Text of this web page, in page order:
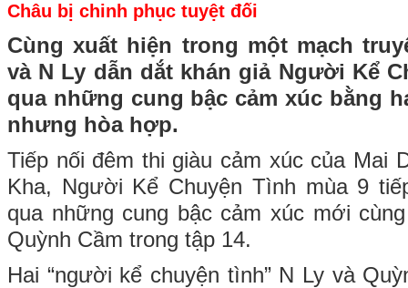
Châu bị chinh phục tuyệt đối
Cùng xuất hiện trong một mạch
và N Ly dẫn dắt khán giả Người Kể
qua những cung bậc cảm xúc bằng
nhưng hòa hợp.
Tiếp nối đêm thi giàu cảm xúc của Mai
Kha, Người Kể Chuyện Tình mùa 9
qua những cung bậc cảm xúc mới
Quỳnh Cầm trong tập 14.
Hai “người kể chuyện tình” N Ly và